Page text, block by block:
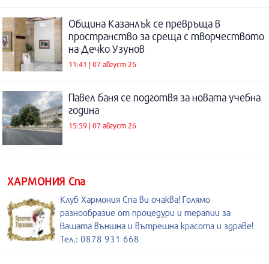
Община Казанлък се превръща в
пространство за среща с творчеството
на Дечко Узунов
11:41 | 07 август 26
Павел баня се подготвя за новата учебна
година
15:59 | 07 август 26
ХАРМОНИЯ Спа
Клуб Хармония Спа ви очаква! Голямо
разнообразие от процедури и терапии за
Вашата външна и вътрешна красота и здраве!
Тел.: 0878 931 668